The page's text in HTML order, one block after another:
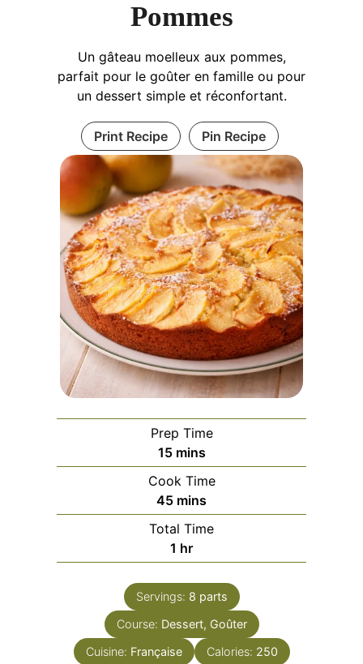
Pommes
Un gâteau moelleux aux pommes,
parfait pour le goûter en famille ou pour
un dessert simple et réconfortant.
Print Recipe Pin Recipe
Prep Time
15minutes
mins
Cook Time
45minutes
mins
Total Time
1 hour
hr
Servings: 8 parts
Course: Dessert, Goûter
Cuisine: Française Calories: 250